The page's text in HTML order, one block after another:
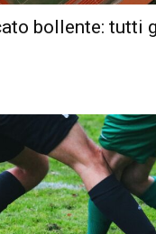
bollente: tutti